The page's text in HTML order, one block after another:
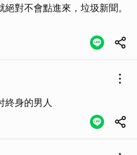
對不會點進來，垃圾新聞。
終身的男人